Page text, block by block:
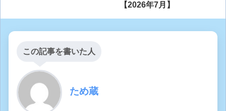
【2026年7月】
この記事を書いた人
ため蔵